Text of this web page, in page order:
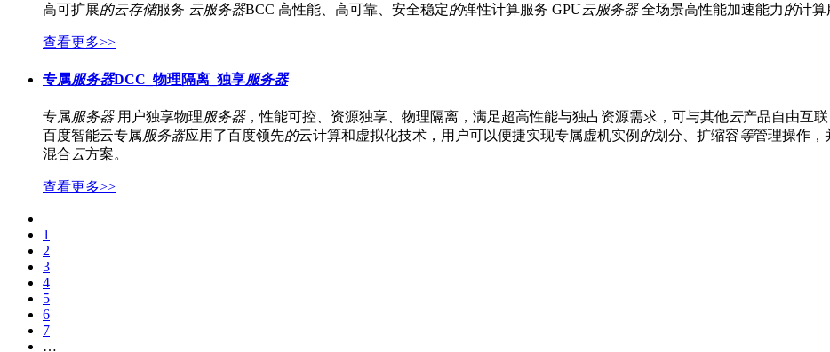
高可扩展的云存储服务 云服务器BCC 高性能、高可靠、安全稳定的弹性计算服务 GPU云服务器全场景高性能加速能力的计算
查看更多>>
专属服务器DCC_物理隔离_独享服务器
专属服务器用户独享物理服务器，性能可控、资源独享、物理隔离，满足超高性能与独占资源需求，可与其他云产品自由互
百度智能云专属服务器应用了百度领先的云计算和虚拟化技术，用户可以便捷实现专属虚机实例 的划分、扩缩容等管理操作，
混合云方案。
查看更多>>
1
2
3
4
5
6
7
…